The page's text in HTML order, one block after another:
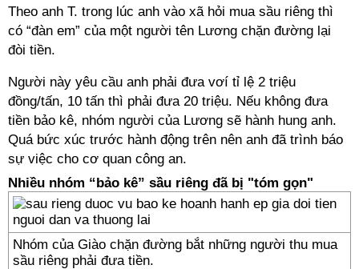
Theo anh T. trong lúc anh vào xã hỏi mua sầu riêng thì
có “đàn em” của một người tên Lương chặn đường lại
đòi tiền.
Người này yêu cầu anh phải đưa vơí tỉ lệ 2 triệu
đồng/tấn, 10 tấn thì phải đưa 20 triệu. Nếu không đưa
tiền bảo kê, nhóm người của Lương sẽ hành hung anh.
Quá bức xúc trước hành động trên nên anh đã trình báo
sự việc cho cơ quan công an.
Nhiều nhóm “bảo kê” sầu riêng đã bị "tóm gọn"
Nhóm của Giào chặn đường bắt những người thu mua
sầu riêng phải đưa tiền.